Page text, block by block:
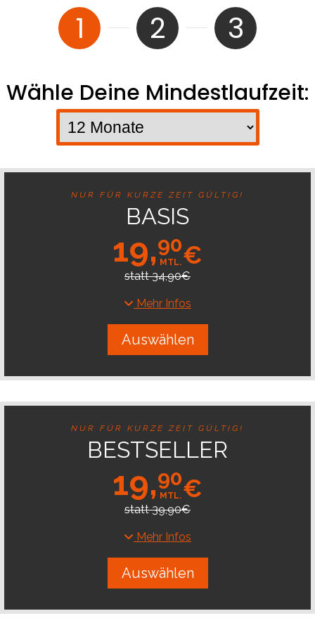
1 2 3
Wähle Deine Mindestlaufzeit:
NUR FÜR KURZE ZEIT GÜLTIG!
BASIS
19,90
MTL. €
statt 34,90€
Mehr Infos
Auswählen
NUR FÜR KURZE ZEIT GÜLTIG!
BESTSELLER
19,90
MTL. €
statt 39,90€
Mehr Infos
Auswählen